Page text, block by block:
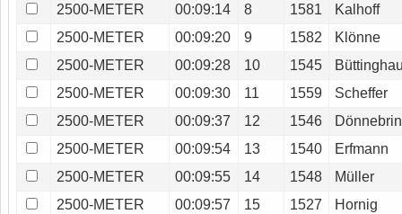
2500-METER
00:09:14 8 1581
Kalhoff
2500-METER
00:09:20 9 1582
Klönne
2500-METER
00:09:28 10 1545
2500-METER
00:09:30 11 1559
Scheffer
2500-METER
00:09:37 12 1546
2500-METER
00:09:54 13 1540
Erfmann
2500-METER
00:09:55 14 1548
Müller
2500-METER
00:09:57 15 1527
Hornig